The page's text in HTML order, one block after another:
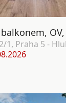
1, Praha 5 -